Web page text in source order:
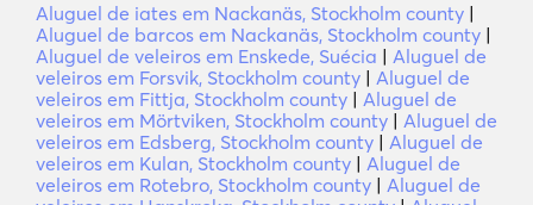
Aluguel de iates em Nackanäs, Stockholm county |
Aluguel de barcos em Nackanäs, Stockholm county |
Aluguel de veleiros em Enskede, Suécia | Aluguel de
veleiros em Forsvik, Stockholm county | Aluguel de
veleiros em Fittja, Stockholm county | Aluguel de
veleiros em Mörtviken, Stockholm county | Aluguel de
veleiros em Edsberg, Stockholm county | Aluguel de
veleiros em Kulan, Stockholm county | Aluguel de
veleiros em Rotebro, Stockholm county | Aluguel de